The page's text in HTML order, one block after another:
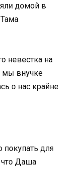
домой в
невестка на
мы внучке
о нас крайне
покупать для
что Даша